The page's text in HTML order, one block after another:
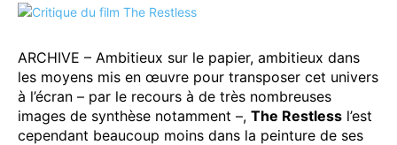
ARCHIVE – Ambitieux sur le papier, ambitieux dans
les moyens mis en œuvre pour transposer cet univers
à l’écran – par le recours à de très nombreuses
images de synthèse notamment –, The Restless l’est
cependant beaucoup moins dans la peinture de ses